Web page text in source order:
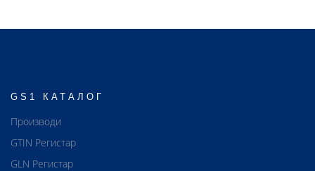
GS1 КАТАЛОГ
Производи
GTIN Регистар
GLN Регистар